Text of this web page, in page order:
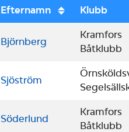
Efternamn Klubb
Björnberg
Kramfors
Båtklubb
Sjöström
Söderlund
Kramfors
Båtklubb